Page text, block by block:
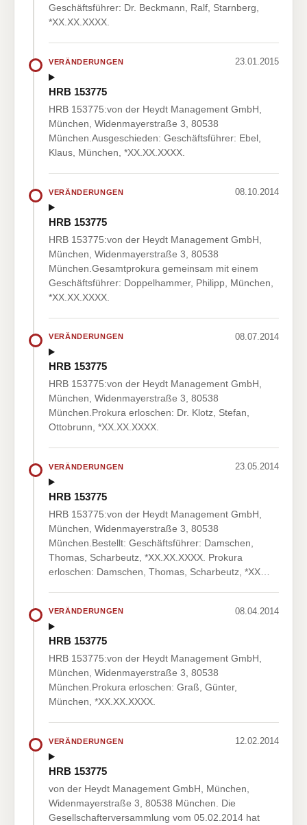
Geschäftsführer: Dr. Beckmann, Ralf, Starnberg,
*XX.XX.XXXX.
VERÄNDERUNGEN 23.01.2015
HRB 153775
HRB 153775:von der Heydt Management GmbH,
München, Widenmayerstraße 3, 80538
München.Ausgeschieden: Geschäftsführer: Ebel,
Klaus, München, *XX.XX.XXXX.
VERÄNDERUNGEN 08.10.2014
HRB 153775
HRB 153775:von der Heydt Management GmbH,
München, Widenmayerstraße 3, 80538
München.Gesamtprokura gemeinsam mit einem
Geschäftsführer: Doppelhammer, Philipp, München,
*XX.XX.XXXX.
VERÄNDERUNGEN 08.07.2014
HRB 153775
HRB 153775:von der Heydt Management GmbH,
München, Widenmayerstraße 3, 80538
München.Prokura erloschen: Dr. Klotz, Stefan,
Ottobrunn, *XX.XX.XXXX.
VERÄNDERUNGEN 23.05.2014
HRB 153775
HRB 153775:von der Heydt Management GmbH,
München, Widenmayerstraße 3, 80538
München.Bestellt: Geschäftsführer: Damschen,
Thomas, Scharbeutz, *XX.XX.XXXX. Prokura
erloschen: Damschen, Thomas, Scharbeutz, *XX…
VERÄNDERUNGEN 08.04.2014
HRB 153775
HRB 153775:von der Heydt Management GmbH,
München, Widenmayerstraße 3, 80538
München.Prokura erloschen: Graß, Günter,
München, *XX.XX.XXXX.
VERÄNDERUNGEN 12.02.2014
HRB 153775
von der Heydt Management GmbH, München,
Widenmayerstraße 3, 80538 München. Die
Gesellschafterversammlung vom 05.02.2014 hat